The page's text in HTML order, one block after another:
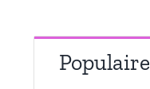
Populaire